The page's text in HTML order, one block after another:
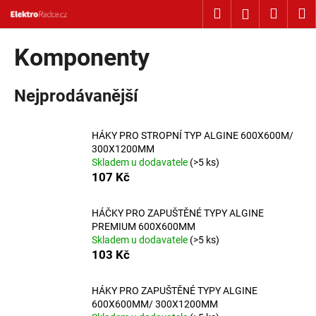
Hledat Přihlášení
Komponenty
Nejprodávanější
HÁKY PRO STROPNÍ TYP ALGINE 600X600M/
300X1200MM
Skladem u dodavatele (>5 ks)
107 Kč
HÁČKY PRO ZAPUŠTĚNÉ TYPY ALGINE
PREMIUM 600X600MM
Skladem u dodavatele (>5 ks)
103 Kč
HÁKY PRO ZAPUŠTĚNÉ TYPY ALGINE
600X600MM/ 300X1200MM
Košík
o